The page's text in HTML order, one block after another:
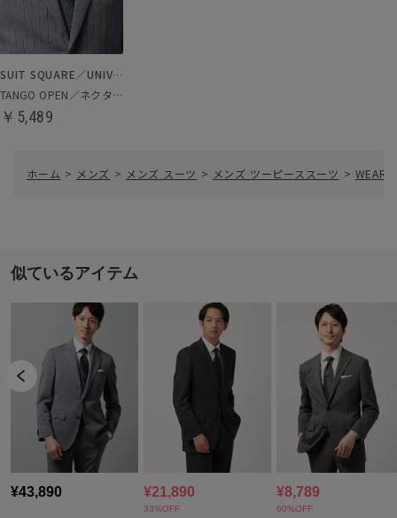
SUIT SQUARE／UNIVERSAL LANGUAGE
TANGO OPEN／ネクタイ
￥5,489
ホーム > メンズ > メンズ スーツ > メンズ ツーピーススーツ > WEAR